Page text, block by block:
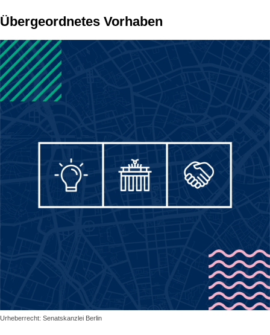
Übergeordnetes Vorhaben
Urheberrecht: Senatskanzlei Berlin